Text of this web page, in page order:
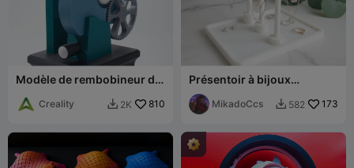
Modèle de rembobineur de
Creality  2K 810
Présentoir à bijoux
premium - Organisateur à
trois niveaux avec plateau
MikadoCcs  582 173